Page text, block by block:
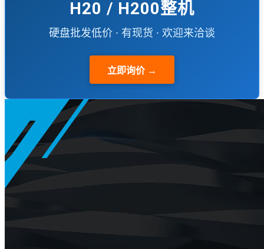
H20 / H200整机
硬盘批发低价 · 有现货 · 欢迎来洽谈
立即询价 →